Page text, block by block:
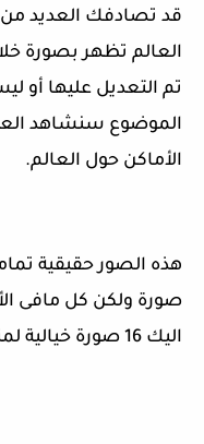
قد تصادفك العديد من
العالم تظهر بصورة
تم التعديل عليها أو
الموضوع سنشاهد
الأماكن حول العالم.
هذه الصور حقيقية
صورة ولكن كل مافى
اليك 16 صورة خيالية لمناظر طبيعية خيالية..